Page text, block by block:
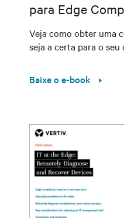
para Edge
Veja como obter uma
seja a certa para o
Baixe o e-book